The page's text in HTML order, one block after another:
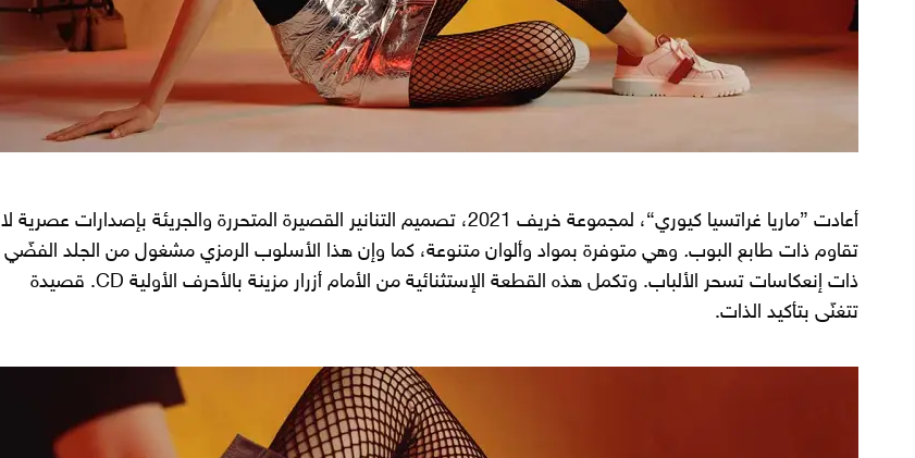
أعادت ”ماريا غراتسيا كيوري“، لمجموعة خريف 2021، تصميم التنانير القصيرة المتحررة والجريئة بإصدارات عصرية لا
تقاوم ذات طابع البوب. وهي متوفرة بمواد وألوان متنوعة، كما وإن هذا الأسلوب الرمزي مشغول من الجلد الفضّي
ذات إنعكاسات تسحر الألباب. وتكمل هذه القطعة الإستثنائية من الأمام أزرار مزينة بالأحرف الأولية CD. قصيدة
تتغنّى بتأكيد الذات.